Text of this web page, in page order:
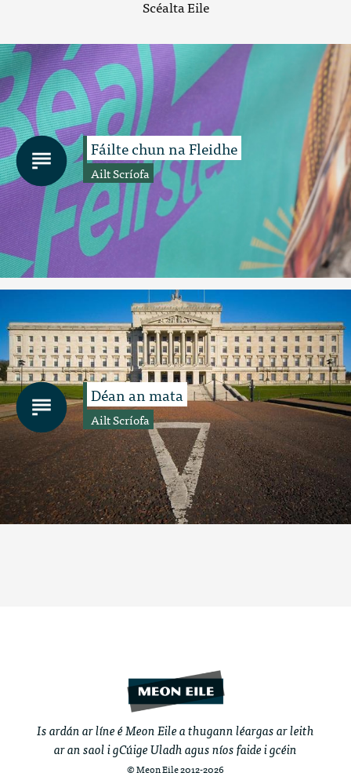
Scéalta Eile
Fáilte chun na Fleidhe
Ailt Scríofa
Déan an mata
Ailt Scríofa
Is ardán ar líne é Meon Eile a thugann léargas ar leith
ar an saol i gCúige Uladh agus níos faide i gcéin
© Meon Eile 2012-2026